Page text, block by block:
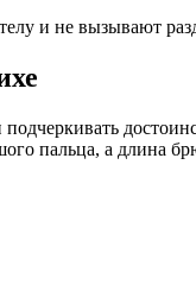
и не вызывают
пальца, а длина